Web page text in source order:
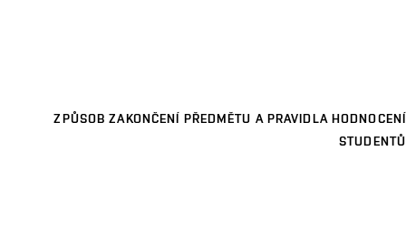
ZPŮSOB ZAKONČENÍ PŘEDMĚTU A PRAVIDLA HODNOCENÍ
STUDENTŮ